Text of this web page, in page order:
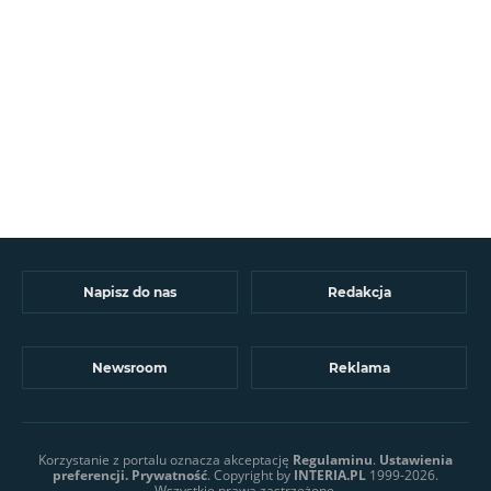
Napisz do nas Redakcja
Newsroom Reklama
Korzystanie z portalu oznacza akceptację Regulaminu. Ustawienia
preferencji. Prywatność. Copyright by INTERIA.PL 1999-2026.